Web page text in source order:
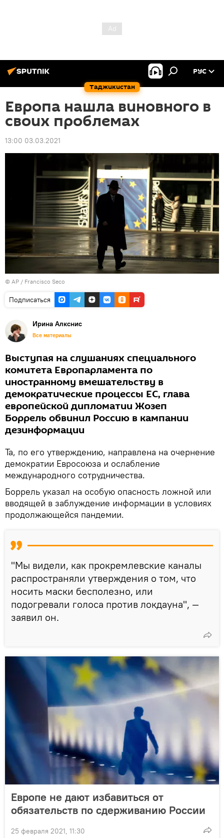
Таджикистан
РУС
Европа нашла виновного в
своих проблемах
13:00 03.03.2021
© AP / Francisco Seco
Подписаться
Иринa Алкснис
Все материалы
Выступая на слушаниях специального
комитета Европарламента по
иностранному вмешательству в
демократические процессы ЕС, глава
европейской дипломатии Жозеп
Боррель обвинил Россию в кампании
дезинформации
Та, по его утверждению, направлена на очернение
демократии Евросоюза и ослабление
международного сотрудничества.
Боррель указал на особую опасность ложной или
вводящей в заблуждение информации в условиях
продолжающейся пандемии.
"Мы видели, как прокремлевские каналы
распространяли утверждения о том, что
носить маски бесполезно, или
подогревали голоса против локдауна", —
заявил он.
Европе не дают избавиться от
обязательств по сдерживанию России
25 февраля 2021, 11:30